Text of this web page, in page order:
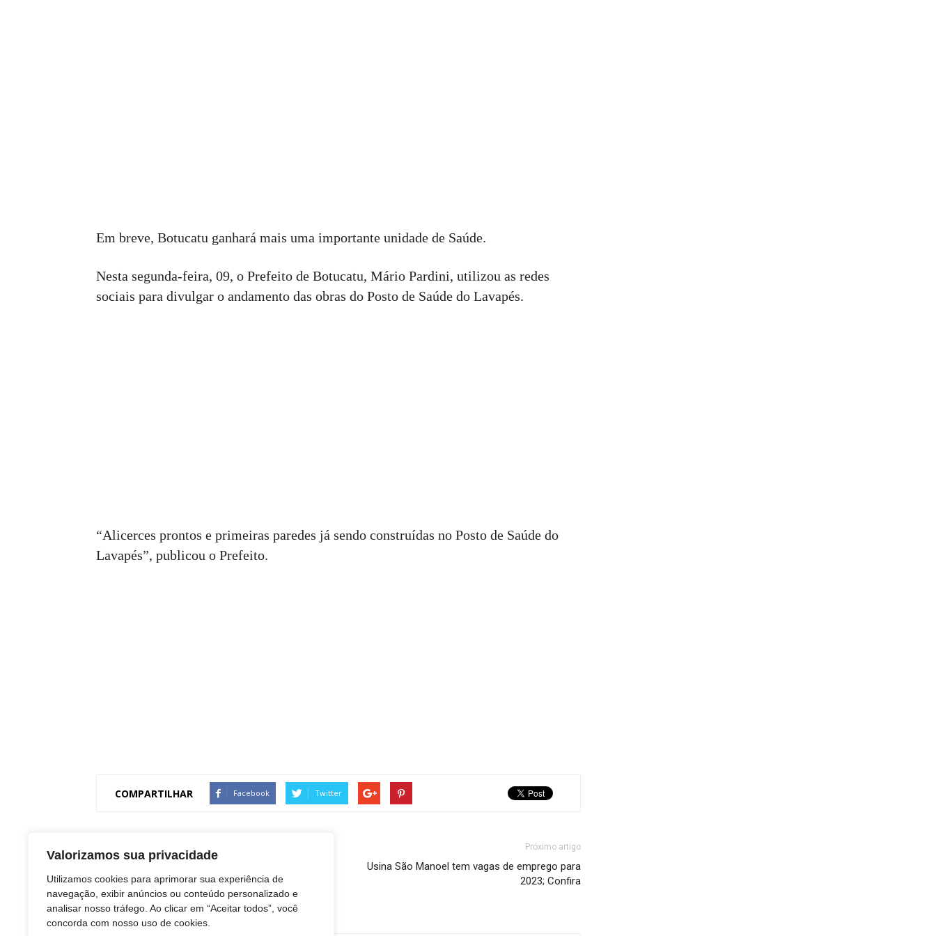
Valorizamos sua privacidade
Utilizamos cookies para aprimorar sua experiência de
navegação, exibir anúncios ou conteúdo personalizado e
analisar nosso tráfego. Ao clicar em “Aceitar todos”, você
concorda com nosso uso de cookies.
Em breve, Botucatu ganhará mais uma importante unidade de Saúde.
Nesta segunda-feira, 09, o Prefeito de Botucatu, Mário Pardini, utilizou as redes
sociais para divulgar o andamento das obras do Posto de Saúde do Lavapés.
“Alicerces prontos e primeiras paredes já sendo construídas no Posto de Saúde do
Lavapés”, publicou o Prefeito.
COMPARTILHAR Facebook Twitter
Botucatu: Professora da Unesp é detida em
ônibus que retornava de invasão aos Três
Poderes, em Brasília
Próximo artigo
Usina São Manoel tem vagas de emprego para
2023; Confira